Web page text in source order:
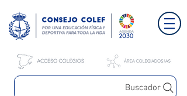
Buscador